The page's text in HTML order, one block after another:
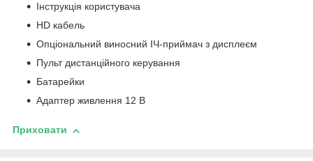
Інструкція користувача
HD кабель
Опціональний виносний ІЧ-приймач з дисплеєм
Пульт дистанційного керування
Батарейки
Адаптер живлення 12 В
Приховати